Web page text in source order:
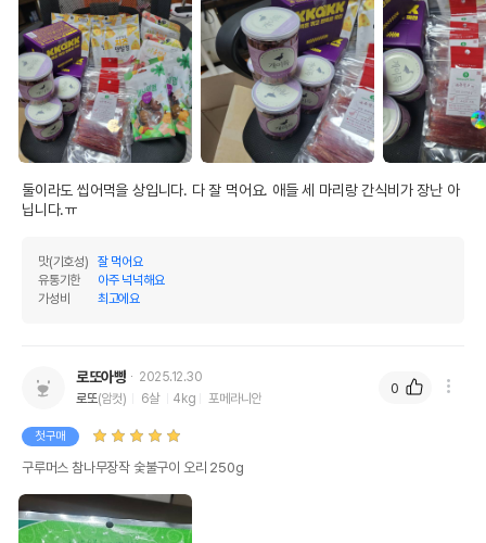
둘이라도 씹어먹을 상입니다. 다 잘 먹어요. 애들 세 마리랑 간식비가 장난 아
닙니다.ㅠ
맛(기호성)
잘 먹어요
유통기한
아주 넉넉해요
가성비
최고에요
로또아빵
2025.12.30
로또(암컷) 6살 4kg 포메라니안
첫구매
구루머스 참나무장작 숯불구이 오리 250g
0